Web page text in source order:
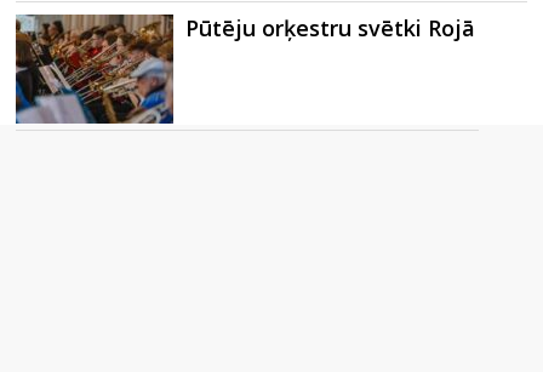
Pūtēju orķestru svētki Rojā